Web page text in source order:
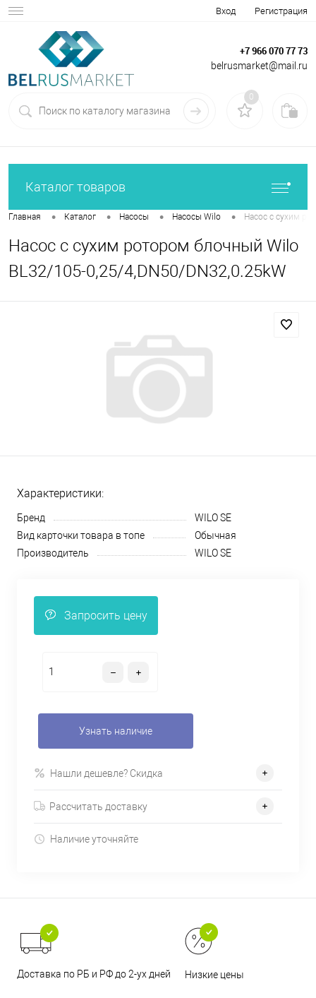
Вход Регистрация
+7 966 070 77 73
belrusmarket@mail.ru
0
Каталог товаров
Главная • Каталог • Насосы • Насосы Wilo • Насос с сухим
Насос с сухим ротором блочный Wilo
BL32/105-0,25/4,DN50/DN32,0.25kW
Характеристики:
Бренд
WILO SE
Вид карточки товара в топе
Обычная
Производитель
WILO SE
Запросить цену
Узнать наличие
Нашли дешевле? Скидка
Рассчитать доставку
Наличие уточняйте
Доставка по РБ и РФ до 2-ух дней Низкие цены